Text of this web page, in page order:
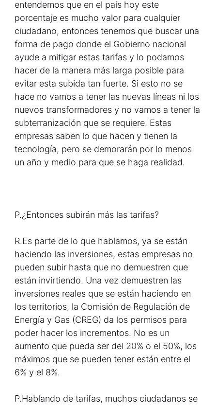
entendemos que en el país hoy este
porcentaje es mucho valor para cualquier
ciudadano, entonces tenemos que buscar una
forma de pago donde el Gobierno nacional
ayude a mitigar estas tarifas y lo podamos
hacer de la manera más larga posible para
evitar esta subida tan fuerte. Si esto no se
hace no vamos a tener las nuevas líneas ni los
nuevos transformadores y no vamos a tener la
subterranización que se requiere. Estas
empresas saben lo que hacen y tienen la
tecnología, pero se demorarán por lo menos
un año y medio para que se haga realidad.
P.¿Entonces subirán más las tarifas?
R.Es parte de lo que hablamos, ya se están
haciendo las inversiones, estas empresas no
pueden subir hasta que no demuestren que
están invirtiendo. Una vez demuestren las
inversiones reales que se están haciendo en
los territorios, la Comisión de Regulación de
Energía y Gas (CREG) da los permisos para
poder hacer los incrementos. No es un
aumento que pueda ser del 20% o el 50%, los
máximos que se pueden tener están entre el
6% y el 8%.
P.Hablando de tarifas, muchos ciudadanos se